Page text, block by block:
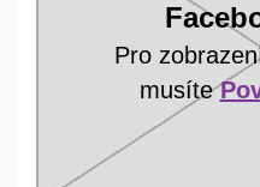
Pro
musíte